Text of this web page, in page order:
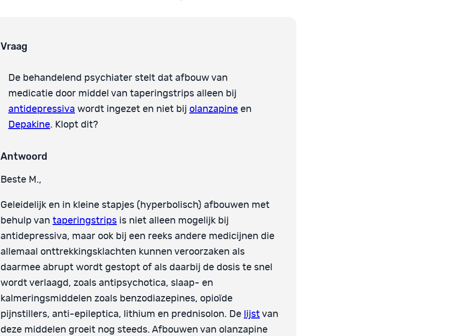
Vraag
De behandelend psychiater stelt dat afbouw van
medicatie door middel van taperingstrips alleen bij
antidepressiva wordt ingezet en niet bij olanzapine en
Depakine. Klopt dit?
Antwoord
Beste M.,
Geleidelijk en in kleine stapjes (hyperbolisch) afbouwen met
behulp van taperingstrips is niet alleen mogelijk bij
antidepressiva, maar ook bij een reeks andere medicijnen die
allemaal onttrekkingsklachten kunnen veroorzaken als
daarmee abrupt wordt gestopt of als daarbij de dosis te snel
wordt verlaagd, zoals antipsychotica, slaap- en
kalmeringsmiddelen zoals benzodiazepines, opioïde
pijnstillers, anti-epileptica, lithium en prednisolon. De lijst van
deze middelen groeit nog steeds. Afbouwen van olanzapine